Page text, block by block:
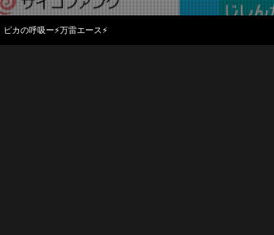
ピカの呼吸ー⚡万雷エース⚡